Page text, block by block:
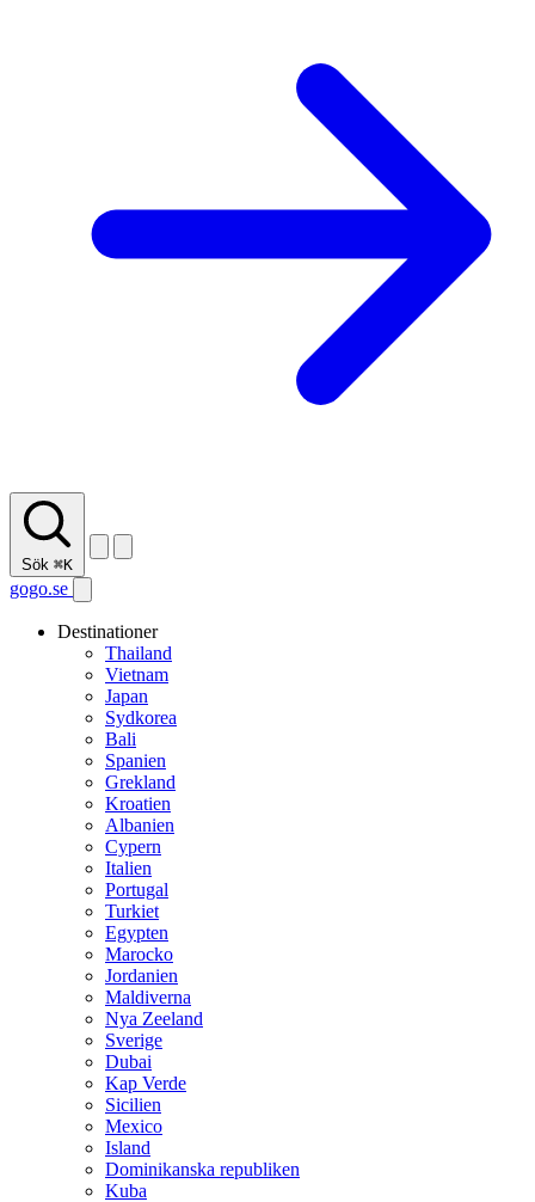
Sök ⌘K
gogo.se
Destinationer
Thailand
Vietnam
Japan
Sydkorea
Bali
Spanien
Grekland
Kroatien
Albanien
Cypern
Italien
Portugal
Turkiet
Egypten
Marocko
Jordanien
Maldiverna
Nya Zeeland
Sverige
Dubai
Kap Verde
Sicilien
Mexico
Island
Dominikanska republiken
Kuba